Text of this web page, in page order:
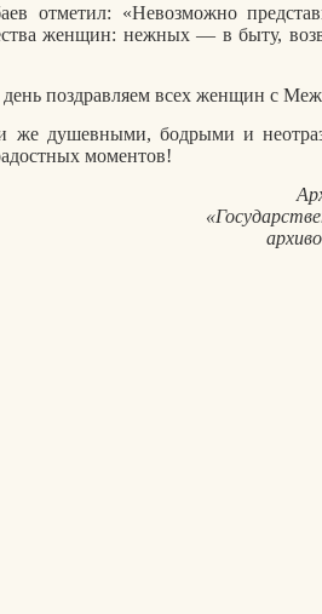
отметил: «Невозможно
женщин: нежных — в быту,
поздравляем всех женщин с
же душевными, бодрыми и
моментов!